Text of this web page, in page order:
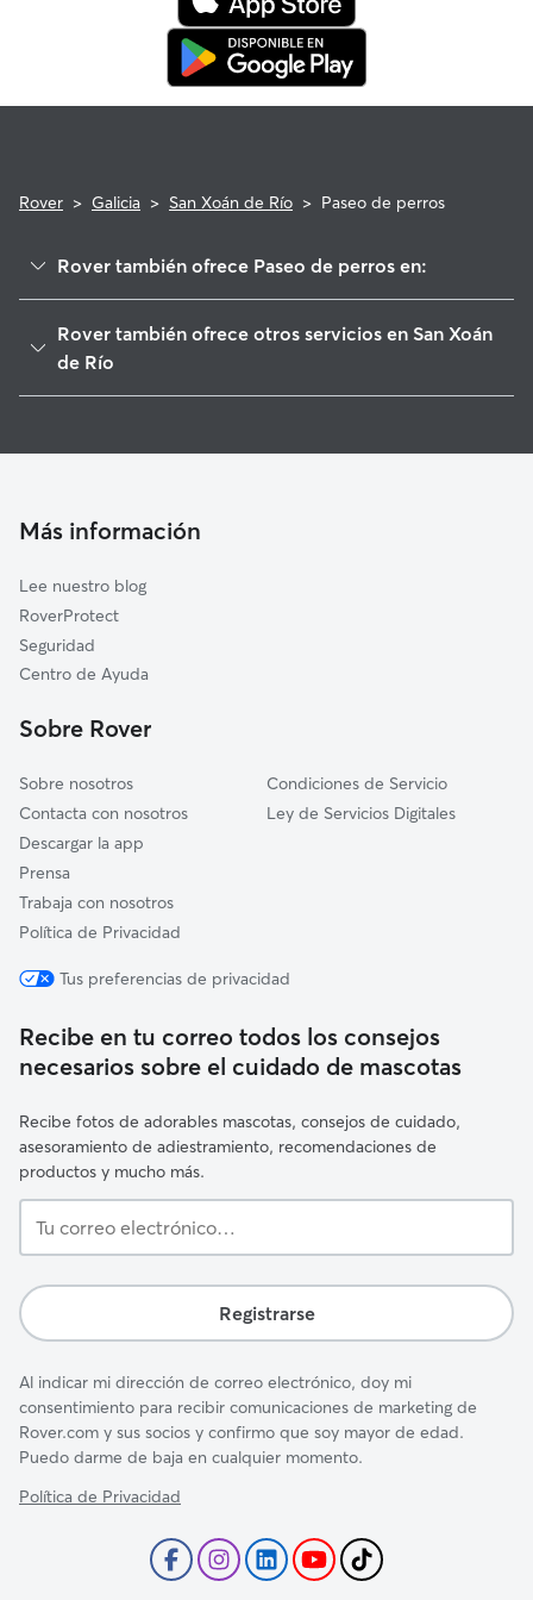
Rover > Galicia > San Xoán de Río > Paseo de perros
Rover también ofrece Paseo de perros en:
Ribas de Sil
Chandrexa de Queixa
A Teixeira
Vilamartín de Valdeorras
Montederramo
Larouco
Rover también ofrece otros servicios en San Xoán
de Río
Más información
Lee nuestro blog
RoverProtect
Seguridad
Centro de Ayuda
Sobre Rover
Sobre nosotros
Contacta con nosotros
Descargar la app
Prensa
Trabaja con nosotros
Política de Privacidad
Condiciones de Servicio
Ley de Servicios Digitales
Tus preferencias de privacidad
Recibe en tu correo todos los consejos
necesarios sobre el cuidado de mascotas
Recibe fotos de adorables mascotas, consejos de cuidado,
asesoramiento de adiestramiento, recomendaciones de
productos y mucho más.
correo
Registrarse
Al indicar mi dirección de correo electrónico, doy mi
consentimiento para recibir comunicaciones de marketing de
Rover.com y sus socios y confirmo que soy mayor de edad.
Puedo darme de baja en cualquier momento.
Política de Privacidad